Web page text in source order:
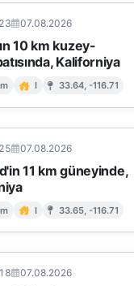
07.08.2026
10 km kuzey-
Kaliforniya
I 33.64, -116.71
07.08.2026
11 km güneyinde,
I 33.65, -116.71
07.08.2026